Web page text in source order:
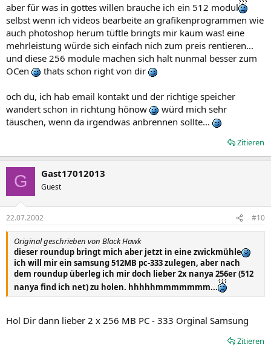
aber für was in gottes willen brauche ich ein 512 modul
selbst wenn ich videos bearbeite an grafikenprogrammen wie
auch photoshop herum tüftle bringts mir kaum was! eine
mehrleistung würde sich einfach nich zum preis rentieren...
und diese 256 module machen sich halt nunmal besser zum
OCen
thats schon right von dir
och du, ich hab email kontakt und der richtige speicher
wandert schon in richtung hönow
würd mich sehr
täuschen, wenn da irgendwas anbrennen sollte...
Zitieren
G Gast17012013
Guest
22.07.2002 #10
Original geschrieben von Black Hawk
dieser roundup bringt mich aber jetzt in eine zwickmühle
ich will mir ein samsung 512MB pc-333 zulegen, aber nach
dem roundup überleg ich mir doch lieber 2x nanya 256er (512
nanya find ich net) zu holen. hhhhhmmmmmmm...
Hol Dir dann lieber 2 x 256 MB PC - 333 Orginal Samsung
Zitieren